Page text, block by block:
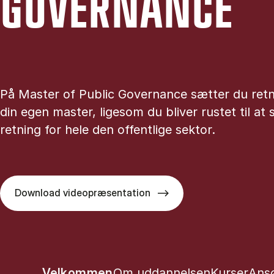
GOVER­NAN­CE
På Master of Public Governance sætter du
din egen master, ligesom du bliver rustet til at
retning for hele den offentlige sektor.
Download videopræsentation